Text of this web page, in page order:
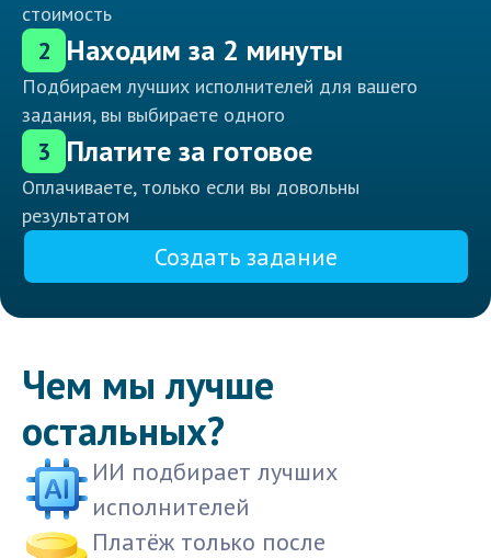
стоимость
2 Находим за 2 минуты
Подбираем лучших исполнителей для вашего
задания, вы выбираете одного
3 Платите за готовое
Оплачиваете, только если вы довольны
результатом
Создать задание
Чем мы лучше
остальных?
ИИ подбирает лучших
исполнителей
Платёж только после